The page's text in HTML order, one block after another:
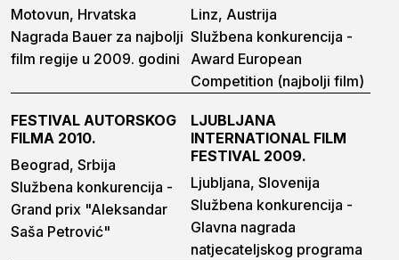
Motovun, Hrvatska
Nagrada Bauer za najbolji
film regije u 2009. godini
Linz, Austrija
Službena konkurencija -
Award European
Competition (najbolji film)
FESTIVAL AUTORSKOG
FILMA 2010.
Beograd, Srbija
Službena konkurencija -
Grand prix "Aleksandar
Saša Petrović"
LJUBLJANA
INTERNATIONAL FILM
FESTIVAL 2009.
Ljubljana, Slovenija
Službena konkurencija -
Glavna nagrada
natjecateljskog programa